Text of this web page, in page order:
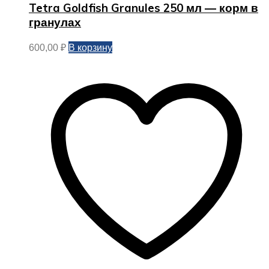
Tetra Goldfish Granules 250 мл — корм в
гранулах
600,00 ₽ В корзину